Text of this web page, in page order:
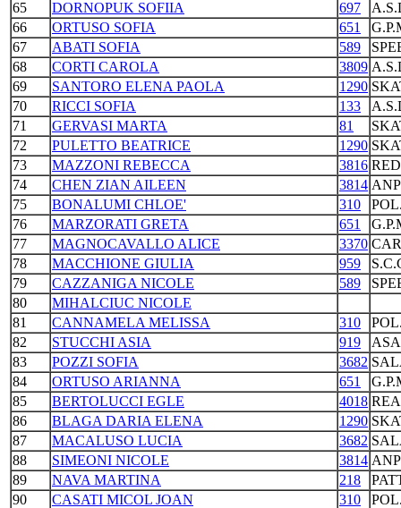
65 DORNOPUK SOFIIA 697
66
ORTUSO SOFIA 651
67
ABATI SOFIA 589
68
CORTI CAROLA 3809
69
SANTORO ELENA PAOLA 1290
70
RICCI SOFIA 133
71
GERVASI MARTA 81
72
PULETTO BEATRICE 1290
73
MAZZONI REBECCA 3816
74
CHEN ZIAN AILEEN 3814
75
BONALUMI CHLOE' 310
76
MARZORATI GRETA 651
77
MAGNOCAVALLO ALICE 3370
78
MACCHIONE GIULIA 959
79
CAZZANIGA NICOLE 589
80
MIHALCIUC NICOLE
81
CANNAMELA MELISSA 310
82
STUCCHI ASIA 919
ASA
83
POZZI SOFIA 3682
84
ORTUSO ARIANNA 651
85
BERTOLUCCI EGLE 4018
86
BLAGA DARIA ELENA 1290
87
MACALUSO LUCIA 3682
88
SIMEONI NICOLE 3814
89
NAVA MARTINA 218
90
CASATI MICOL JOAN 310